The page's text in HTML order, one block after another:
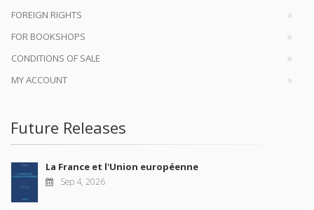
FOREIGN RIGHTS
FOR BOOKSHOPS
CONDITIONS OF SALE
MY ACCOUNT
Future Releases
La France et l'Union européenne
Sep 4, 2026